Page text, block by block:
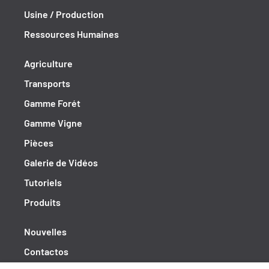
Usine / Production
Ressources Humaines
Agriculture
Transports
Gamme Forét
Gamme Vigne
Pièces
Galerie de Vidéos
Tutoriels
Produits
Nouvelles
Contactos